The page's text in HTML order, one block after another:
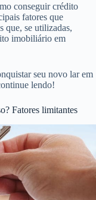
conseguir crédito
fatores que
que, se utilizadas,
imobiliário em
seu novo lar em
lendo!
Fatores limitantes